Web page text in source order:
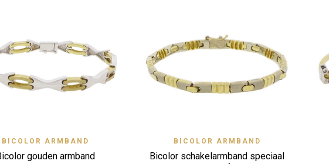
Zet op verlanglijstje Quick View
BICOLOR ARMBAND
gouden armband
Zet op verlanglijstje Quick View
BICOLOR ARMBAND
Bicolor schakelarmband speciaal